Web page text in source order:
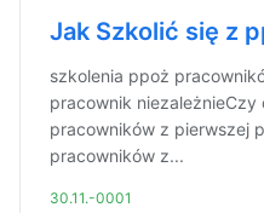
Jak Szkolić się z
szkolenia ppoż
pracownik niezależnieCzy
pracowników z pierwszej
pracowników z...
30.11.-0001